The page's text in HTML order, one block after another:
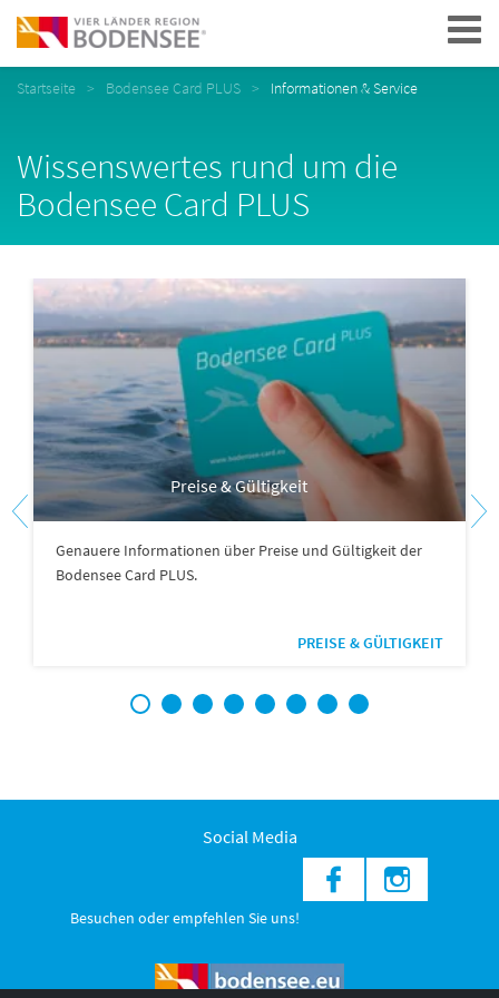
Navigation
Startseite Bodensee Card PLUS Informationen & Service
Wissenswertes rund um die
Bodensee Card PLUS
Preise & Gültigkeit
Genauere Informationen über Preise und Gültigkeit der
Bodensee Card PLUS.
PREISE & GÜLTIGKEIT
1 2 3 4 5 6 7 8
Social Media
Besuchen oder empfehlen Sie uns!